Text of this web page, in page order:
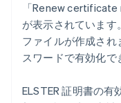
「Renew
が表示されていま
ファイルが作成さ
スワードで有効化で
ELSTER 証明書の有